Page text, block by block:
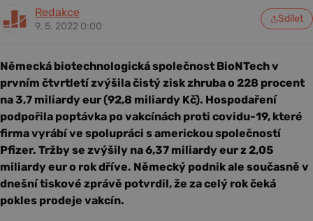
Redakce
9. 5. 2022 0:00
Sdílet
Německá biotechnologická společnost BioNTech v
prvním čtvrtletí zvýšila čistý zisk zhruba o 228 procent
na 3,7 miliardy eur (92,8 miliardy Kč). Hospodaření
podpořila poptávka po vakcínách proti covidu-19, které
firma vyrábí ve spolupráci s americkou společností
Pfizer. Tržby se zvýšily na 6,37 miliardy eur z 2,05
miliardy eur o rok dříve. Německý podnik ale současně v
dnešní tiskové zprávě potvrdil, že za celý rok čeká
pokles prodeje vakcín.